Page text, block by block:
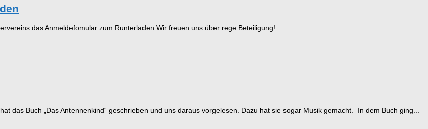
das Anmeldefomular zum Runterladen.Wir freuen uns über rege Beteiligung!
das Buch „Das Antennenkind“ geschrieben und uns daraus vorgelesen. Dazu hat sie sogar Musik gemacht. In dem Buch ging...